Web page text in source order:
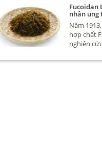
ung thư
đây nhé
Fucoidan
nhân ung
Năm
hợp chất
nghiên